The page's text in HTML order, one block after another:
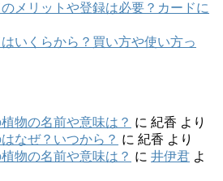
メリットや登録は必要？カードに
いくらから？買い方や使い方っ
物の名前や意味は？ に 紀香 より
なぜ？いつから？ に 紀香 より
物の名前や意味は？ に 井伊君 よ